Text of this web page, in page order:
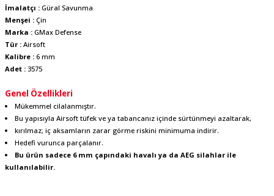
İmalatçı : Güral Savunma
Menşei : Çin
Marka : GMax Defense
Tür : Airsoft
Kalibre : 6 mm
Adet : 3575
Genel Özellikleri
Mükemmel cilalanmıştır.
Bu yapısıyla Airsoft tüfek ve ya tabancanız içinde sürtünmeyi azaltarak,
kırılmaz; iç aksamların zarar görme riskini minimuma indirir.
Hedefi vurunca parçalanır.
Bu ürün sadece 6 mm çapındaki havalı ya da AEG silahlar ile
kullanılabilir.